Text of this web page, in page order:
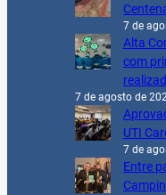
7 de
Alta
com
7 de agosto de
UTI
7 de
Entre